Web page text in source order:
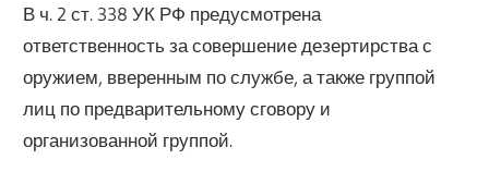
В ч. 2 ст. 338 УК РФ предусмотрена
ответственность за совершение дезертирства с
оружием, вверенным по службе, а также группой
лиц по предварительному сговору и
организованной группой.